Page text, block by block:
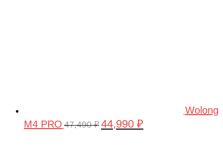
Wolong
M4 PRO 47,490₽ Первоначальная
44,990 ₽